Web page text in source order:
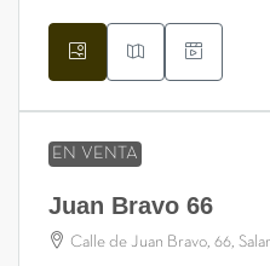
EN VENTA
Juan Bravo 66
Calle de Juan Bravo, 66,